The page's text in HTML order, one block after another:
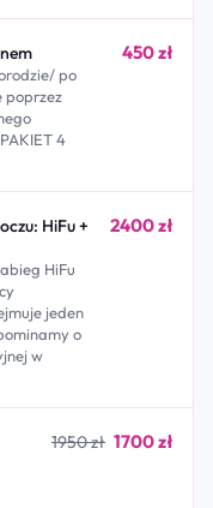
po
poprzez
4
450 zł
HiFu +
HiFu
jeden
o
w
2400 zł
1950 zł 1700 zł